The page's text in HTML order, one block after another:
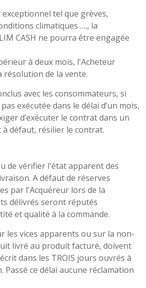
exceptionnel tel que grèves,
climatiques …., la
CASH ne pourra être engagée
à deux mois, l'Acheteur
résolution de la vente.
avec les consommateurs, si
pas exécutée dans le délai d’un mois,
d’exécuter le contrat dans un
défaut, résilier le contrat.
de vérifier l'état apparent des
A défaut de réserves
par l'Acquéreur lors de la
délivrés seront réputés
et qualité à la commande.
les vices apparents ou sur la non-
livré au produit facturé, doivent
dans les TROIS jours ouvrés à
Passé ce délai aucune réclamation